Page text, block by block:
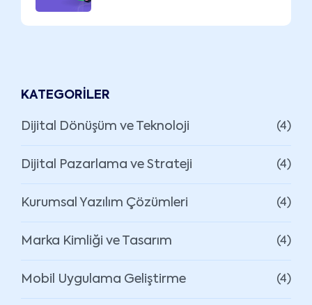
KATEGORILER
Dijital Dönüşüm ve Teknoloji (4)
Dijital Pazarlama ve Strateji (4)
Kurumsal Yazılım Çözümleri (4)
Marka Kimliği ve Tasarım (4)
Mobil Uygulama Geliştirme (4)